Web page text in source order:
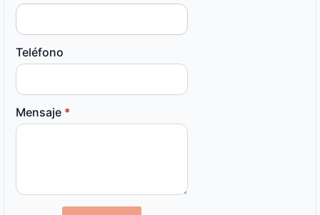
Teléfono
Mensaje *